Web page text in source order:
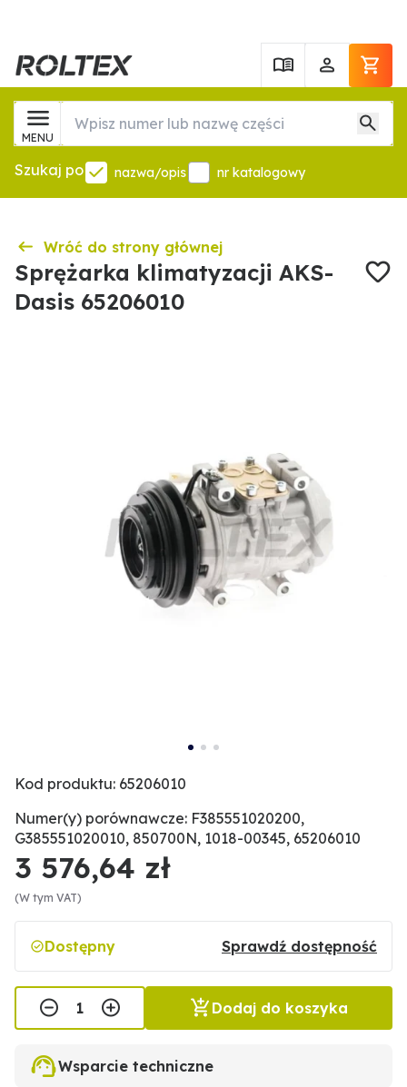
MENU
Szukaj po nazwa/opis nr katalogowy
Wróć do strony głównej
Sprężarka klimatyzacji AKS-
Dasis 65206010
Kod produktu: 65206010
Numer(y) porównawcze: F385551020200,
G385551020010, 850700N, 1018-00345, 65206010
3 576,64 zł
(W tym VAT)
Dostępny Sprawdź dostępność
Dodaj do koszyka
Wsparcie techniczne